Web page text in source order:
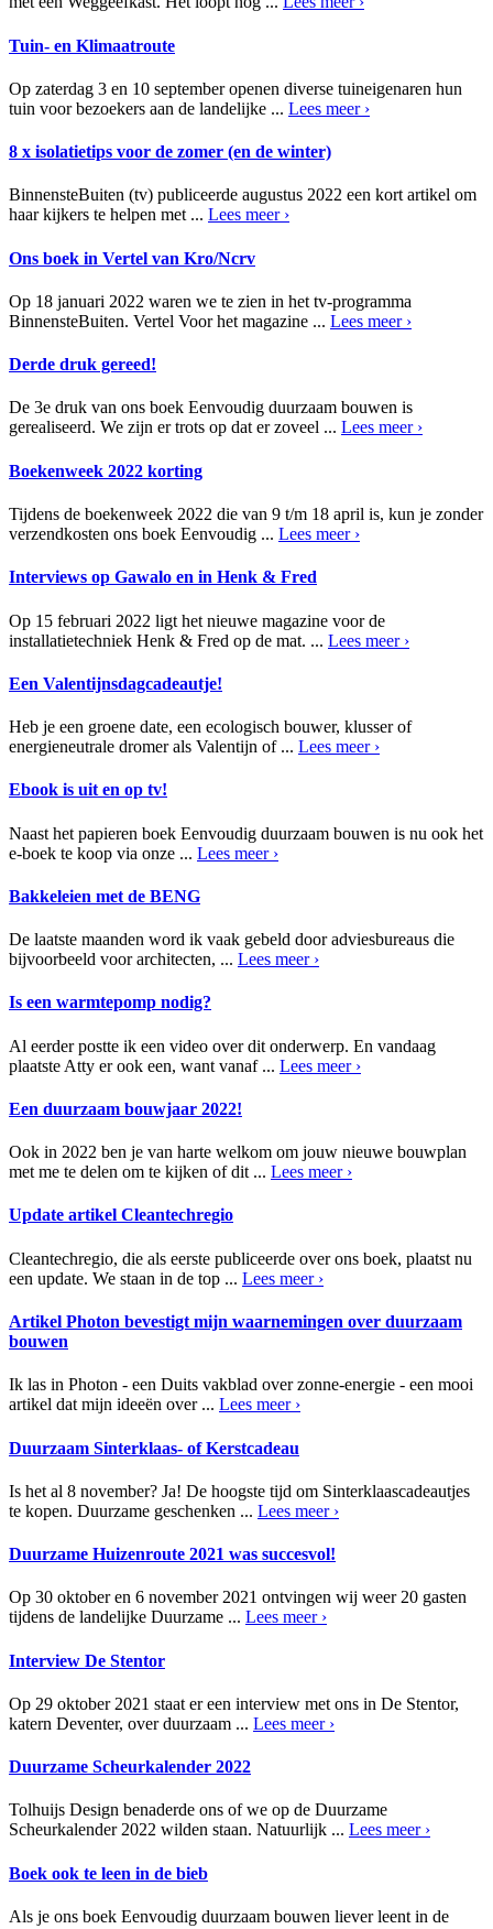
Tuin- en Klimaatroute
Op zaterdag 3 en 10 september openen diverse tuineigenaren hun
tuin voor bezoekers aan de landelijke ... Lees meer ›
8 x isolatietips voor de zomer (en de winter)
BinnensteBuiten (tv) publiceerde augustus 2022 een kort artikel om
haar kijkers te helpen met ... Lees meer ›
Ons boek in Vertel van Kro/Ncrv
Op 18 januari 2022 waren we te zien in het tv-programma
BinnensteBuiten. Vertel Voor het magazine ... Lees meer ›
Derde druk gereed!
De 3e druk van ons boek Eenvoudig duurzaam bouwen is
gerealiseerd. We zijn er trots op dat er zoveel ... Lees meer ›
Boekenweek 2022 korting
Tijdens de boekenweek 2022 die van 9 t/m 18 april is, kun je zonder
verzendkosten ons boek Eenvoudig ... Lees meer ›
Interviews op Gawalo en in Henk & Fred
Op 15 februari 2022 ligt het nieuwe magazine voor de
installatietechniek Henk & Fred op de mat. ... Lees meer ›
Een Valentijnsdagcadeautje!
Heb je een groene date, een ecologisch bouwer, klusser of
energieneutrale dromer als Valentijn of ... Lees meer ›
Ebook is uit en op tv!
Naast het papieren boek Eenvoudig duurzaam bouwen is nu ook het
e-boek te koop via onze ... Lees meer ›
Bakkeleien met de BENG
De laatste maanden word ik vaak gebeld door adviesbureaus die
bijvoorbeeld voor architecten, ... Lees meer ›
Is een warmtepomp nodig?
Al eerder postte ik een video over dit onderwerp. En vandaag
plaatste Atty er ook een, want vanaf ... Lees meer ›
Een duurzaam bouwjaar 2022!
Ook in 2022 ben je van harte welkom om jouw nieuwe bouwplan
met me te delen om te kijken of dit ... Lees meer ›
Update artikel Cleantechregio
Cleantechregio, die als eerste publiceerde over ons boek, plaatst nu
een update. We staan in de top ... Lees meer ›
Artikel Photon bevestigt mijn waarnemingen over duurzaam
bouwen
Ik las in Photon - een Duits vakblad over zonne-energie - een mooi
artikel dat mijn ideeën over ... Lees meer ›
Duurzaam Sinterklaas- of Kerstcadeau
Is het al 8 november? Ja! De hoogste tijd om Sinterklaascadeautjes
te kopen. Duurzame geschenken ... Lees meer ›
Duurzame Huizenroute 2021 was succesvol!
Op 30 oktober en 6 november 2021 ontvingen wij weer 20 gasten
tijdens de landelijke Duurzame ... Lees meer ›
Interview De Stentor
Op 29 oktober 2021 staat er een interview met ons in De Stentor,
katern Deventer, over duurzaam ... Lees meer ›
Duurzame Scheurkalender 2022
Tolhuijs Design benaderde ons of we op de Duurzame
Scheurkalender 2022 wilden staan. Natuurlijk ... Lees meer ›
Boek ook te leen in de bieb
Als je ons boek Eenvoudig duurzaam bouwen liever leent in de